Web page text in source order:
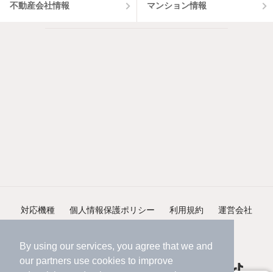
By using our services, you agree that we and
our partners use cookies to improve
不動産会社情報 マンション情報
対応機種 個人情報保護ポリシー 利用規約 運営会社